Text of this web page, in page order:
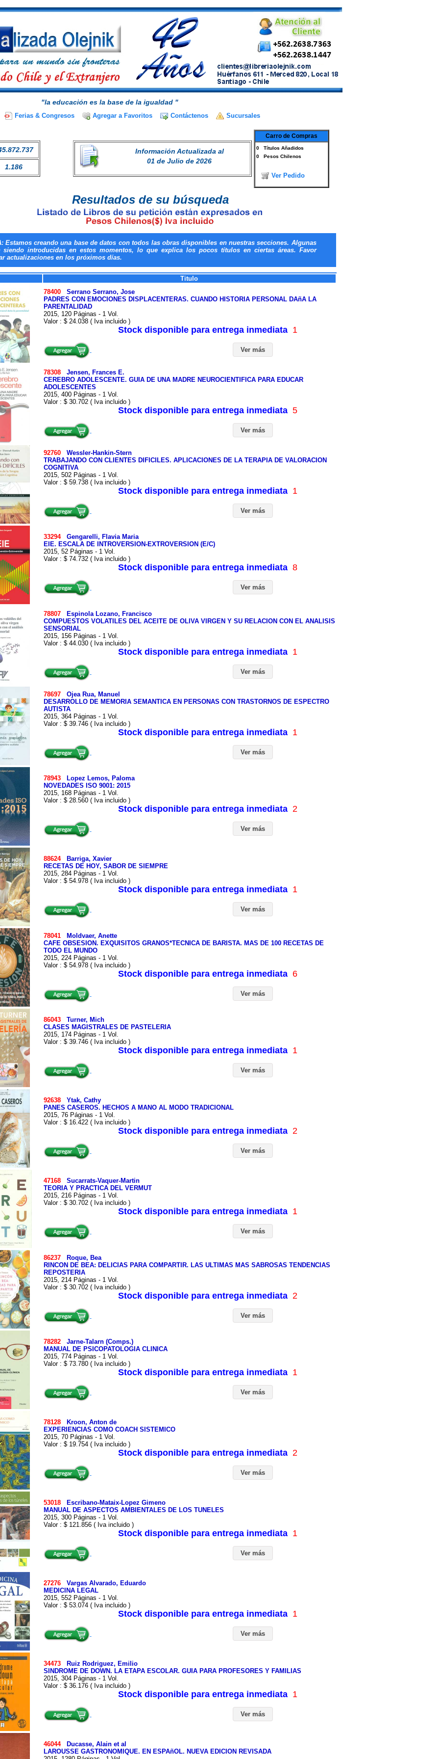
"la educación es la base de la igualdad "
Ferias & Congresos Agregar a Favoritos Contáctenos Sucursales
1.186
Información Actualizada al
01 de Julio de 2026
Carro de Compras
0 Títulos Añadidos
0 Pesos Chilenos
Ver Pedido
Resultados de su búsqueda
Estamos creando una base de datos con todos las obras disponibles en nuestras secciones. Algunas
siendo introducidas en estos momentos, lo que explica los pocos títulos en ciertas áreas. Favor
actualizaciones en los próximos días.
Titulo
78400 Serrano Serrano, Jose
PADRES CON EMOCIONES DISPLACENTERAS. CUANDO HISTORIA PERSONAL DAñA LA
PARENTALIDAD
2015, 120 Páginas - 1 Vol.
Valor : $ 24.038 ( Iva incluido )
Stock disponible para entrega inmediata 1
Ver más
78308 Jensen, Frances E.
CEREBRO ADOLESCENTE. GUIA DE UNA MADRE NEUROCIENTIFICA PARA EDUCAR
ADOLESCENTES
2015, 400 Páginas - 1 Vol.
Valor : $ 30.702 ( Iva incluido )
Stock disponible para entrega inmediata 5
Ver más
92760 Wessler-Hankin-Stern
TRABAJANDO CON CLIENTES DIFICILES. APLICACIONES DE LA TERAPIA DE VALORACION
COGNITIVA
2015, 502 Páginas - 1 Vol.
Valor : $ 59.738 ( Iva incluido )
Stock disponible para entrega inmediata 1
Ver más
33294 Gengarelli, Flavia Maria
EIE. ESCALA DE INTROVERSION-EXTROVERSION (E/C)
2015, 52 Páginas - 1 Vol.
Valor : $ 74.732 ( Iva incluido )
Stock disponible para entrega inmediata 8
Ver más
78807
Espinola Lozano, Francisco
COMPUESTOS VOLATILES DEL ACEITE DE OLIVA VIRGEN Y SU RELACION CON EL ANALISIS
SENSORIAL
2015, 156 Páginas - 1 Vol.
Valor : $ 44.030 ( Iva incluido )
Stock disponible para entrega inmediata 1
Ver más
78697 Ojea Rua, Manuel
DESARROLLO DE MEMORIA SEMANTICA EN PERSONAS CON TRASTORNOS DE ESPECTRO
AUTISTA
2015, 364 Páginas - 1 Vol.
Valor : $ 39.746 ( Iva incluido )
Stock disponible para entrega inmediata 1
Ver más
78943
Lopez Lemos, Paloma
NOVEDADES ISO 9001: 2015
2015, 168 Páginas - 1 Vol.
Valor : $ 28.560 ( Iva incluido )
Stock disponible para entrega inmediata 2
Ver más
88624
Barriga, Xavier
RECETAS DE HOY, SABOR DE SIEMPRE
2015, 284 Páginas - 1 Vol.
Valor : $ 54.978 ( Iva incluido )
Stock disponible para entrega inmediata 1
Ver más
78041
Moldvaer, Anette
CAFE OBSESION. EXQUISITOS GRANOS*TECNICA DE BARISTA. MAS DE 100 RECETAS DE
TODO EL MUNDO
2015, 224 Páginas - 1 Vol.
Valor : $ 54.978 ( Iva incluido )
Stock disponible para entrega inmediata 6
Ver más
86043 Turner, Mich
CLASES MAGISTRALES DE PASTELERIA
2015, 174 Páginas - 1 Vol.
Valor : $ 39.746 ( Iva incluido )
Stock disponible para entrega inmediata 1
Ver más
92638 Ytak, Cathy
PANES CASEROS. HECHOS A MANO AL MODO TRADICIONAL
2015, 76 Páginas - 1 Vol.
Valor : $ 16.422 ( Iva incluido )
Stock disponible para entrega inmediata 2
Ver más
47168 Sucarrats-Vaquer-Martin
TEORIA Y PRACTICA DEL VERMUT
2015, 216 Páginas - 1 Vol.
Valor : $ 30.702 ( Iva incluido )
Stock disponible para entrega inmediata 1
Ver más
86237
Roque, Bea
RINCON DE BEA: DELICIAS PARA COMPARTIR. LAS ULTIMAS MAS SABROSAS TENDENCIAS
REPOSTERIA
2015, 214 Páginas - 1 Vol.
Valor : $ 30.702 ( Iva incluido )
Stock disponible para entrega inmediata 2
Ver más
78282 Jarne-Talarn (Comps.)
MANUAL DE PSICOPATOLOGIA CLINICA
2015, 774 Páginas - 1 Vol.
Valor : $ 73.780 ( Iva incluido )
Stock disponible para entrega inmediata 1
Ver más
78128
Kroon, Anton de
EXPERIENCIAS COMO COACH SISTEMICO
2015, 70 Páginas - 1 Vol.
Valor : $ 19.754 ( Iva incluido )
Stock disponible para entrega inmediata 2
Ver más
53018
Escribano-Mataix-Lopez Gimeno
MANUAL DE ASPECTOS AMBIENTALES DE LOS TUNELES
2015, 300 Páginas - 1 Vol.
Valor : $ 121.856 ( Iva incluido )
Stock disponible para entrega inmediata 1
Ver más
27276 Vargas Alvarado, Eduardo
MEDICINA LEGAL
2015, 552 Páginas - 1 Vol.
Valor : $ 53.074 ( Iva incluido )
Stock disponible para entrega inmediata 1
Ver más
34473
Ruiz Rodriguez, Emilio
SINDROME DE DOWN. LA ETAPA ESCOLAR. GUIA PARA PROFESORES Y FAMILIAS
2015, 304 Páginas - 1 Vol.
Valor : $ 36.176 ( Iva incluido )
Stock disponible para entrega inmediata 1
Ver más
46044
Ducasse, Alain et al
LAROUSSE GASTRONOMIQUE. EN ESPAñOL. NUEVA EDICION REVISADA